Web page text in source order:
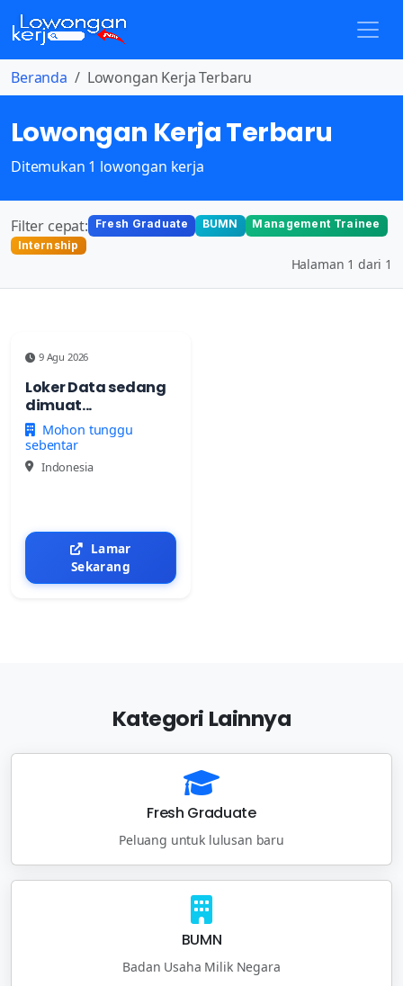
Beranda Lowongan Kerja Terbaru
Lowongan Kerja Terbaru
Ditemukan 1 lowongan kerja
Filter cepat: Fresh Graduate BUMN
Management Trainee
Internship
Halaman 1 dari 1
9 Agu 2026
Loker Data sedang
dimuat...
Mohon tunggu
sebentar
Indonesia
Lamar
Sekarang
Kategori Lainnya
Fresh Graduate
Peluang untuk lulusan baru
BUMN
Badan Usaha Milik Negara